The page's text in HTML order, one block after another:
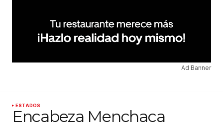
Ad Banner
ESTADOS
Encabeza Menchaca